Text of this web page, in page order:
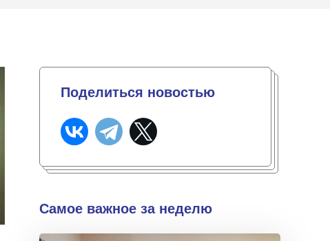
Поделиться новостью
Самое важное за неделю